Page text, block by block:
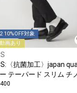
10%OFF対象
画あり
〈抗菌加工〉japan
テーパード スリム チ